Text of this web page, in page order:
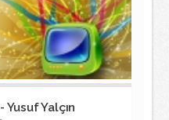
Yusuf Yalçın